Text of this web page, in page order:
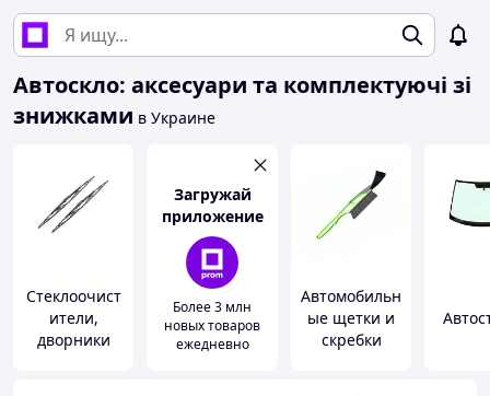
Автоскло: аксесуари та комплектуючі зі
знижками в Украине
Стеклоочист
ители,
дворники
Загружай
приложение
Более 3 млн
новых товаров
ежедневно
Автомобильн
ые щетки и
скребки